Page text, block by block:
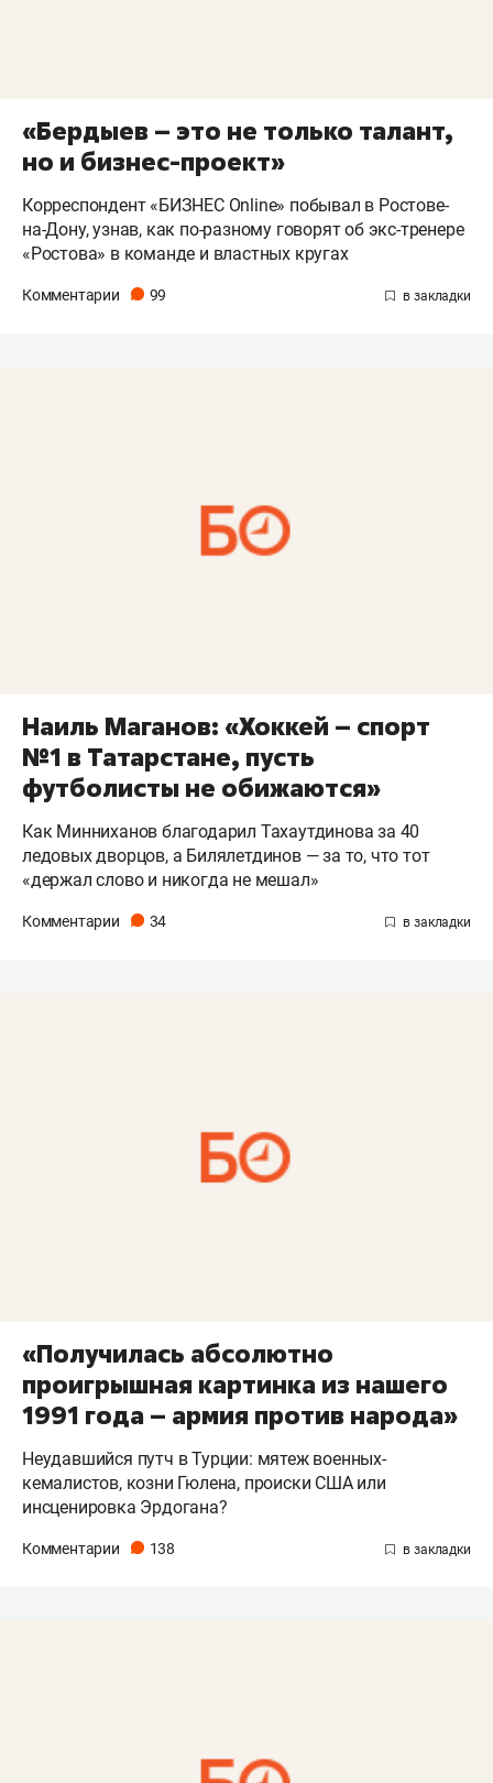
«Бердыев – это не только талант,
но и бизнес-проект»
Корреспондент «БИЗНЕС Online» побывал в Ростове-
на-Дону, узнав, как по-разному говорят об экс-тренере
«Ростова» в команде и властных кругах
Комментарии 99
Наиль Маганов: «Хоккей – спорт
№1 в Татарстане, пусть
футболисты не обижаются»
Как Минниханов благодарил Тахаутдинова за 40
ледовых дворцов, а Билялетдинов — за то, что тот
«держал слово и никогда не мешал»
Комментарии 34
«Получилась абсолютно
проигрышная картинка из нашего
1991 года – армия против народа»
Неудавшийся путч в Турции: мятеж военных-
кемалистов, козни Гюлена, происки США или
инсценировка Эрдогана?
Комментарии 138